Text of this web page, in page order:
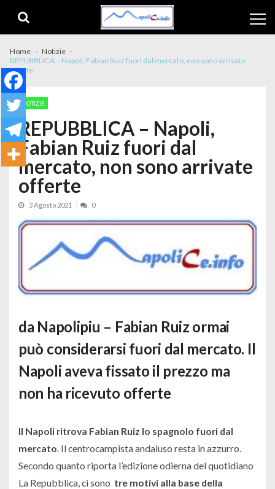
Home
Notizie
REPUBBLICA – Napoli, Fabian Ruiz fuori dal mercato, non sono arrivate
offerte
NOTIZIE
REPUBBLICA – Napoli,
Fabian Ruiz fuori dal
mercato, non sono arrivate
offerte
3 Agosto 2021 0
da Napolipiu – Fabian Ruiz ormai
può considerarsi fuori dal mercato. Il
Napoli aveva fissato il prezzo ma
non ha ricevuto offerte
Il Napoli ritrova Fabian Ruiz lo spagnolo fuori dal
mercato . Il centrocampista andaluso resta in azzurro.
Secondo quanto riporta l’edizione odierna del quotidiano
La Repubblica, ci sono tre motivi alla base della